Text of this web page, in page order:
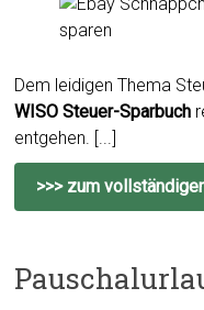
Dem leidigen Thema
WISO Steuer-Sparbuch
entgehen. [...]
>>> zum